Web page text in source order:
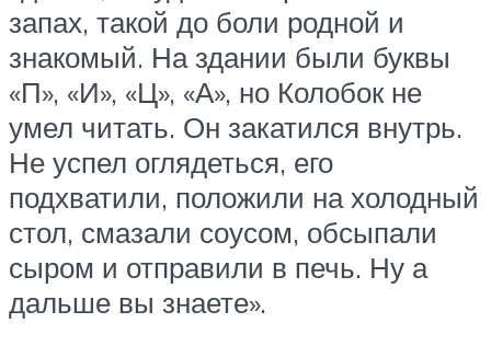
запах, такой до боли родной и
знакомый. На здании были буквы
«П», «И», «Ц», «А», но Колобок не
умел читать. Он закатился внутрь.
Не успел оглядеться, его
подхватили, положили на холодный
стол, смазали соусом, обсыпали
сыром и отправили в печь. Ну а
дальше вы знаете».